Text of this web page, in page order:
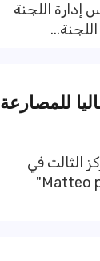
اللجنة
للمصارعة
الثالث في
الترتيب العام لبطولة التصنيف العالمي "Matteo pellicone"